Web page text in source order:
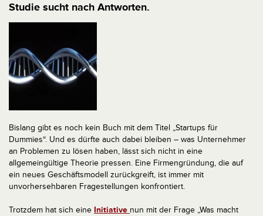
Studie sucht nach Antworten.
Bislang gibt es noch kein Buch mit dem Titel „Startups für
Dummies“. Und es dürfte auch dabei bleiben – was Unternehmer
an Problemen zu lösen haben, lässt sich nicht in eine
allgemeingültige Theorie pressen. Eine Firmengründung, die auf
ein neues Geschäftsmodell zurückgreift, ist immer mit
unvorhersehbaren Fragestellungen konfrontiert.
Trotzdem hat sich eine Initiative nun mit der Frage „Was macht